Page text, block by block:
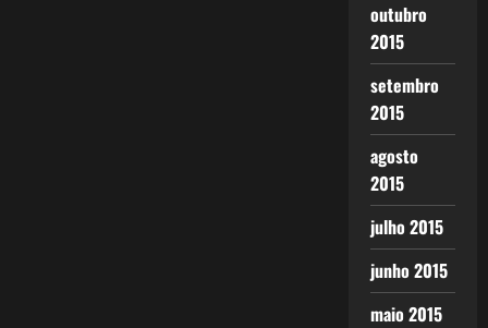
outubro
2015
setembro
2015
agosto
2015
julho 2015
junho 2015
maio 2015